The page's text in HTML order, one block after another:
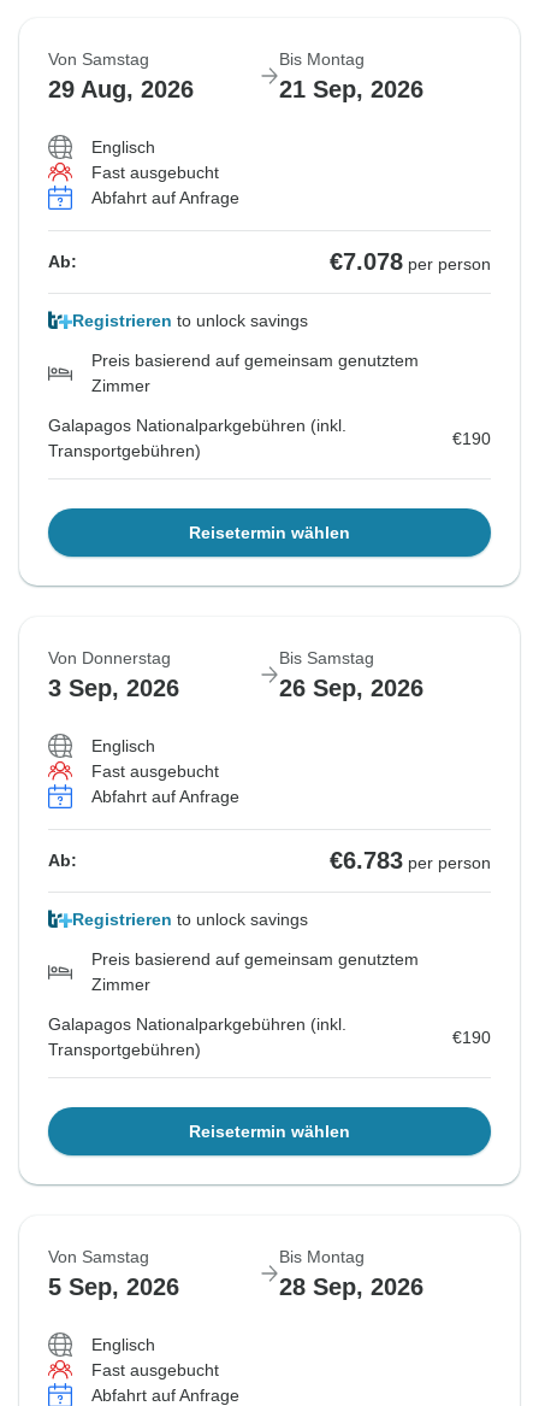
Von Samstag
29 Aug, 2026
Bis Montag
21 Sep, 2026
Englisch
Fast ausgebucht
Abfahrt auf Anfrage
Ab: €7.078 per person
Registrieren to unlock savings
Preis basierend auf gemeinsam genutztem
Zimmer
Galapagos Nationalparkgebühren (inkl.
Transportgebühren)
€190
Reisetermin wählen
Von Donnerstag
3 Sep, 2026
Bis Samstag
26 Sep, 2026
Englisch
Fast ausgebucht
Abfahrt auf Anfrage
Ab: €6.783 per person
Registrieren to unlock savings
Preis basierend auf gemeinsam genutztem
Zimmer
Galapagos Nationalparkgebühren (inkl.
Transportgebühren)
€190
Reisetermin wählen
Von Samstag
5 Sep, 2026
Bis Montag
28 Sep, 2026
Englisch
Fast ausgebucht
Abfahrt auf Anfrage